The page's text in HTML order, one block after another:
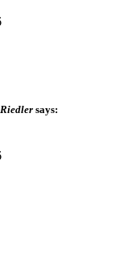
says: